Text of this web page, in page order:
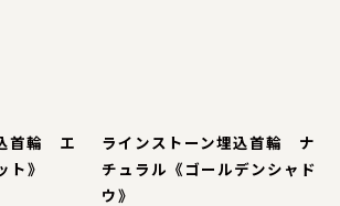
品首輪 エ
ト》
ラインストーン埋込首輪 ナ
チュラル《ゴールデンシャド
ウ》